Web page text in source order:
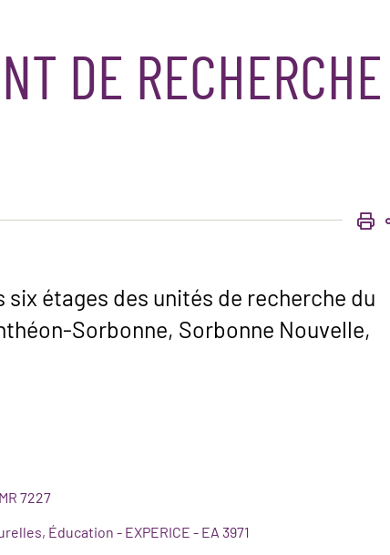
DE RECHERCHE
étages des unités de recherche du
Sorbonne, Sorbonne Nouvelle,
7227
Éducation - EXPERICE - EA 3971